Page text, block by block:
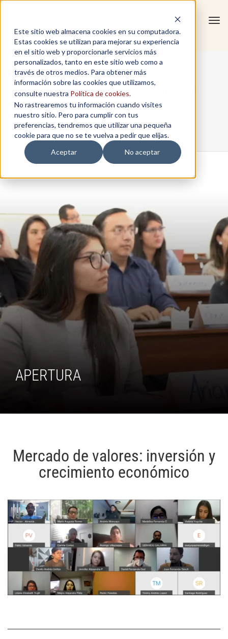
Este sitio web almacena cookies en su computadora.
Estas cookies se utilizan para mejorar su experiencia
en el sitio web y proporcionarle servicios más
personalizados, tanto en este sitio web como a
través de otros medios. Para obtener más
información sobre las cookies que utilizamos,
consulte nuestra Política de cookies.
No rastrearemos tu información cuando visites
nuestro sitio. Pero para cumplir con tus
preferencias, tendremos que utilizar una pequeña
cookie para que no se te vuelva a pedir que elijas.
Aceptar
No aceptar
Mercado de valores:
inversión y crecimiento
económico
Home / Mercado de valores: inversión y crecimiento económico
APERTURA
Mercado de valores: inversión y
crecimiento económico